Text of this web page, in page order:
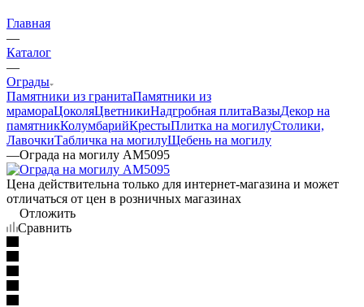
Главная
—
Каталог
—
Ограды
Памятники из гранитаПамятники из
мрамораЦоколяЦветникиНадгробная плитаВазыДекор на
памятникКолумбарийКрестыПлитка на могилуСтолики,
ЛавочкиТабличка на могилуЩебень на могилу
—Ограда на могилу AM5095
Цена действительна только для интернет-магазина и может
отличаться от цен в розничных магазинах
Отложить
Сравнить